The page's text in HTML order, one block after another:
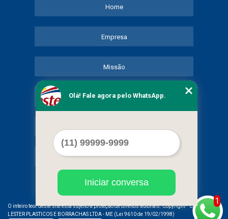
Home
Empresa
Missão
Serviços
Mapa do site
O inteiro teor deste site está sujeito à proteção de direitos autorais. Copyright COMERCIAL
LESTER PLASTICOS E BORRACHAS LTDA - ME (Lei 9610 de 19/02/1998)
1
Olá! Fale agora pelo WhatsApp.
Iniciar conversa